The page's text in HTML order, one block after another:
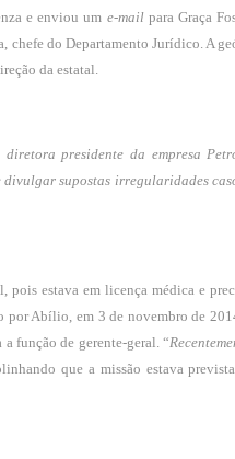
e enviou um e-mailpara Graça
chefe do Departamento Jurídico. A
da estatal.
presidente da empresa
divulgar supostas irregularidades
pois estava em licença médica e
por Abílio, em 3 de novembro de
a função de gerente-geral. “
que a missão estava